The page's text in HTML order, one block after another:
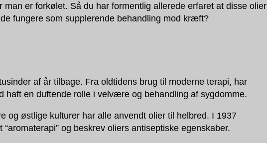
man er forkølet. Så du har formentlig allerede erfaret at disse olier
fungere som supplerende behandling mod kræft?
af år tilbage. Fra oldtidens brug til moderne terapi, har
haft en duftende rolle i velvære og behandling af sygdomme.
og østlige kulturer har alle anvendt olier til helbred. I 1937
og beskrev oliers antiseptiske egenskaber.